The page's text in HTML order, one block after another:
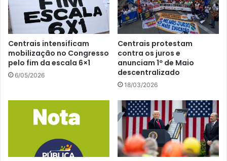
Centrais intensificam
mobilização no Congresso
pelo fim da escala 6×1
6/05/2026
Centrais protestam
contra os juros e
anunciam 1º de Maio
descentralizado
18/03/2026